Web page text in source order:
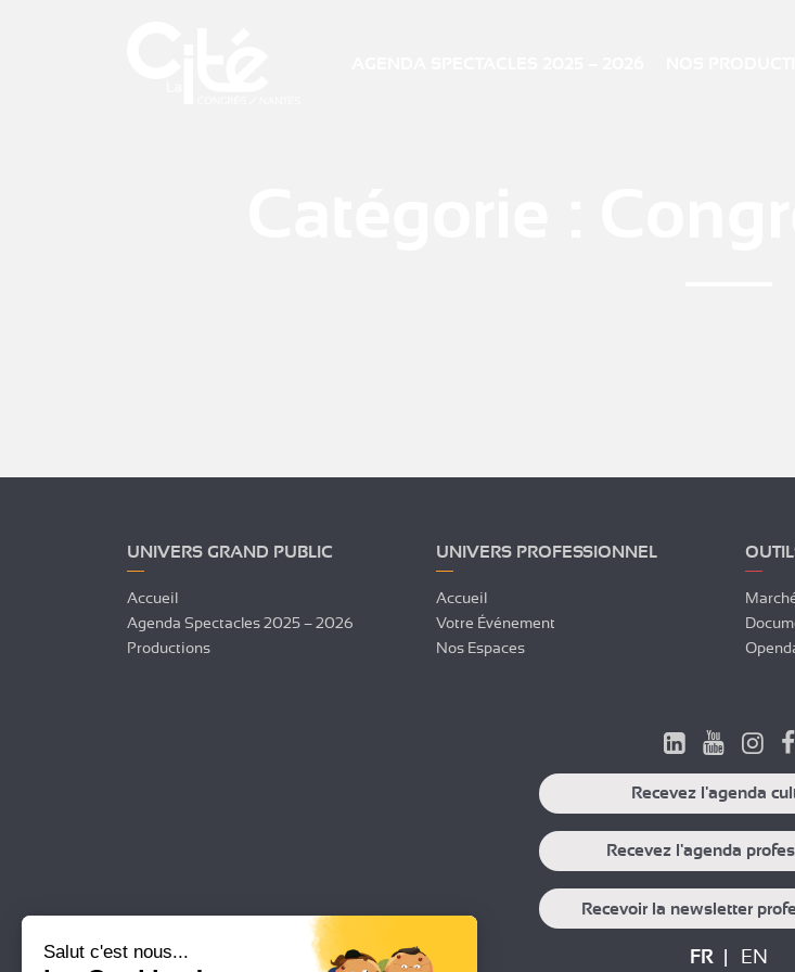
UNIVERS GRAND PUBLIC
Accueil
Agenda Spectacles 2025 – 2026
Productions
UNIVERS PROFESSIONNEL
Accueil
Votre Événement
Nos Espaces
Recevez l'agenda
Recevez l'agenda
Recevoir la newsletter
FR EN
Salut c'est nous...